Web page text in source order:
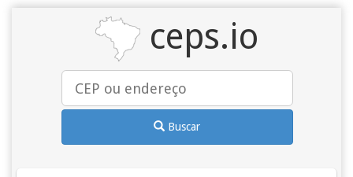
ceps.io
Buscar